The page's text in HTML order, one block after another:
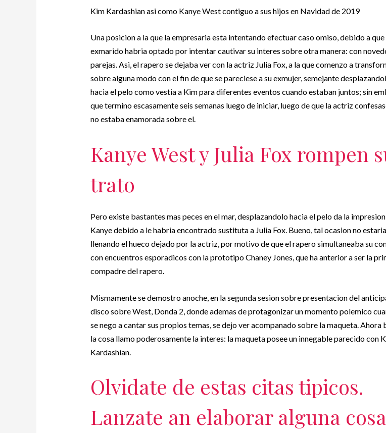
Kim Kardashian asi­ como Kanye West contiguo a sus hijos en Navidad de 2019
Una posicion a la que la empresaria esta intentando efectuar caso omiso, debido a que
exmarido habria optado por intentar cautivar su interes sobre otra manera: con
parejas. Asi, el rapero se dejaba ver con la actriz Julia Fox, a la que comenzo a
sobre alguna modo con el fin de que se pareciese a su exmujer, semejante
hacia el pelo como vestia a Kim para diferentes eventos cuando estaban juntos; sin
que termino escasamente seis semanas luego de iniciar, luego de que la actriz
no estaba enamorada sobre el.
Kanye West y Julia Fox rompen
trato
Pero existe bastantes mas peces en el mar, desplazandolo hacia el pelo da la
Kanye debido a le habria encontrado sustituta a Julia Fox. Bueno, tal ocasion no estaria
llenando el hueco dejado por la actriz, por motivo de que el rapero simultaneaba su
con encuentros esporadicos con la prototipo Chaney Jones, que ha anterior a ser la
compadre del rapero.
Mismamente se demostro anoche, en la segunda sesion sobre presentacion del
disco sobre West, Donda 2, donde ademas de protagonizar un momento polemico
se nego a cantar sus propios temas, se dejo ver acompanado sobre la maqueta. Ahora
la cosa llamo poderosamente la interes: la maqueta posee un innegable parecido con
Kardashian.
Olvidate de estas citas ti­picos.
Lanzate an elaborar alguna cosa